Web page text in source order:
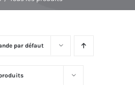
par défaut